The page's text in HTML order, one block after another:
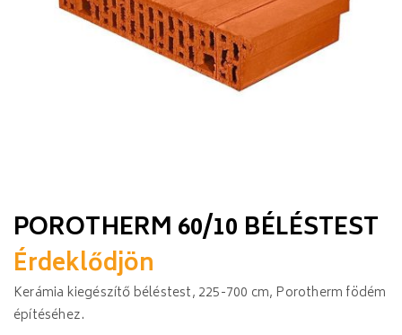
POROTHERM 60/10 BÉLÉSTEST
Érdeklődjön
Kerámia kiegészítő béléstest, 225-700 cm, Porotherm födém
építéséhez.